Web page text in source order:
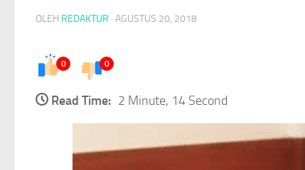
OLEH REDAKTUR · AGUSTUS 20, 2018
0 0
Read Time: 2 Minute, 14 Second